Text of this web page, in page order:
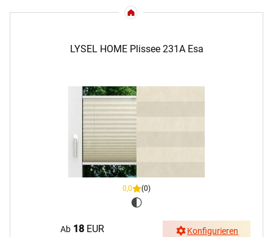
LYSEL HOME Plissee 231A Esa
0,0 (0)
Ab 18 EUR Konfigurieren